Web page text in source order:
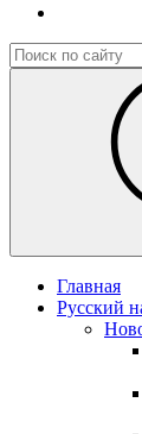
Главная
Русский